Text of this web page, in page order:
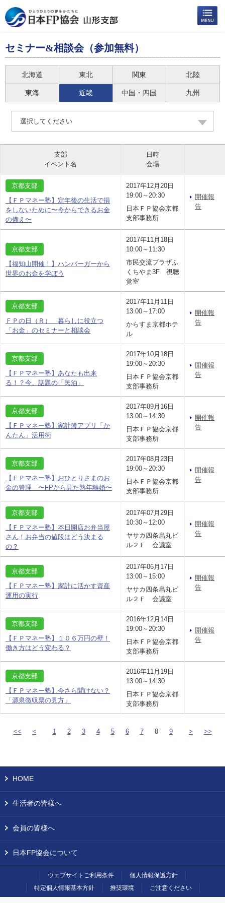
セミナー&相談会（参加無料）
北海道 東北 関東 北陸
東海 近畿 中国・四国 九州
選択してください
支部
イベント名
日時
会場
京都支部
【ＦＰマネー塾】定年後の生活で損
をしないために〜今からできるお金
の備え〜
2017年12月20日
19:00～20:30
日本ＦＰ協会京都
支部事務所
開催報
告
京都支部
【福知山開催！】ハンバーガーから
世界のお金を学ぼう
2017年11月18日
10:00～11:30
市民交流プラザふ
くちやま3F 視聴
覚室
京都支部
ＦＰの日（Ｒ） 暮らしに役立つ
「お金」のセミナーと相談会
2017年11月11日
13:00～17:00
からすま京都ホテ
ル
開催報
告
京都支部
【ＦＰマネー塾】あなたも出来
る！？今、話題の「民泊」
2017年10月18日
19:00～20:30
日本ＦＰ協会京都
支部事務所
開催報
告
京都支部
【ＦＰマネー塾】家計簿アプリ「か
んたん」活用術
2017年09月16日
13:00～14:30
日本ＦＰ協会京都
支部事務所
開催報
告
京都支部
【ＦＰマネー塾】おひとりさまのお
金の管理 〜FPから見た熟年離婚〜
2017年08月23日
19:00～20:30
日本ＦＰ協会京都
支部事務所
開催報
告
京都支部
【ＦＰマネー塾】本日開店お弁当屋
さん！お弁当の値段はどう決まる
の？
2017年07月29日
10:30～12:00
ヤサカ四条烏丸ビ
ル２Ｆ 会議室
開催報
告
京都支部
【ＦＰマネー塾】家計に活かす資産
運用の実行
2017年06月17日
13:00～15:00
ヤサカ四条烏丸ビ
ル２Ｆ 会議室
開催報
告
京都支部
【ＦＰマネー塾】１０６万円の壁！
働き方はどう変わる？
2016年12月14日
19:00～20:30
日本ＦＰ協会京都
支部事務所
開催報
告
京都支部
【ＦＰマネー塾】今さら聞けない？
「源泉徴収票の見方」
2016年11月19日
13:00～14:30
日本ＦＰ協会京都
支部事務所
<< < 1 2 3 4 5 6 7 8 9 > >>
HOME
生活者の皆様へ
会員の皆様へ
日本FP協会について
ウェブサイトご利用条件
個人情報保護方針
特定個人情報基本方針
推奨環境 ご注意ください